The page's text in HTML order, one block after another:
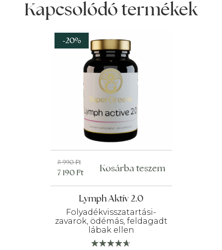
Kapcsolódó termékek
-20%
Lymph Aktív 2.0
Folyadékvisszatartási-
zavarok, ödémás, feldagadt
lábak ellen
8 990Ft
Original
price
was:
990 Ft.
7 190Ft
Current
price
is:
190 Ft.
Kosárba teszem